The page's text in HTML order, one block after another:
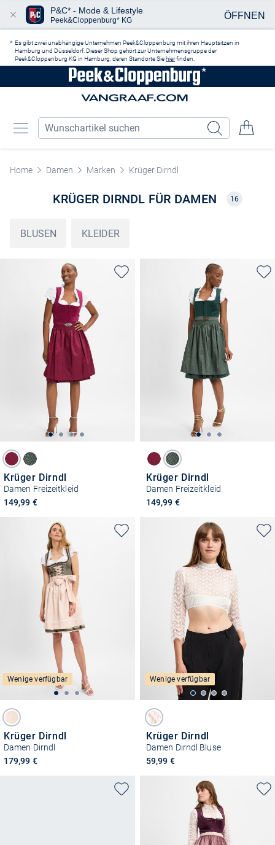
Es gibt zwei unabhängige Unternehmen Peek&Cloppenburg mit ihren Hauptsitzen in
Hamburg und Düsseldorf. Dieser Shop gehört zur Unternehmensgruppe der
Peek&Cloppenburg KG in Hamburg, deren Standorte Sie hierfinden.
Home Damen Marken Krüger Dirndl
KRÜGER DIRNDL FÜR DAMEN 16
BLUSEN KLEIDER
Krüger Dirndl
Damen Freizeitkleid
149,99 €
Krüger Dirndl
Damen Freizeitkleid
149,99 €
Wenige verfügbar
Krüger Dirndl
Damen Dirndl
179,99 €
Wenige verfügbar
Krüger Dirndl
Damen Dirndl Bluse
59,99 €
P&C* - Mode & Lifestyle
Peek&Cloppenburg* KG ÖFFNEN